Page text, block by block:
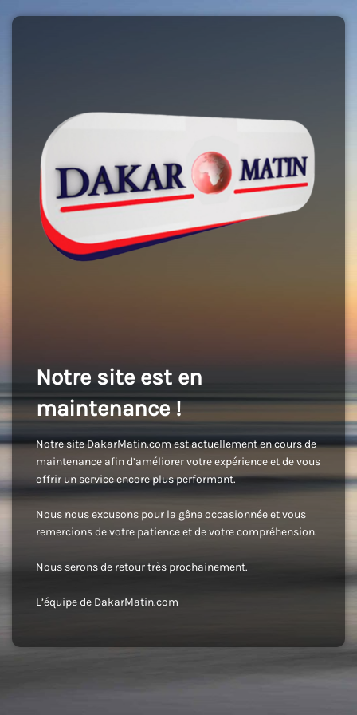
Notre site est en
maintenance !
Notre site DakarMatin.com est actuellement en cours de
maintenance afin d’améliorer votre expérience et de vous
offrir un service encore plus performant.
Nous nous excusons pour la gêne occasionnée et vous
remercions de votre patience et de votre compréhension.
Nous serons de retour très prochainement.
L’équipe de DakarMatin.com